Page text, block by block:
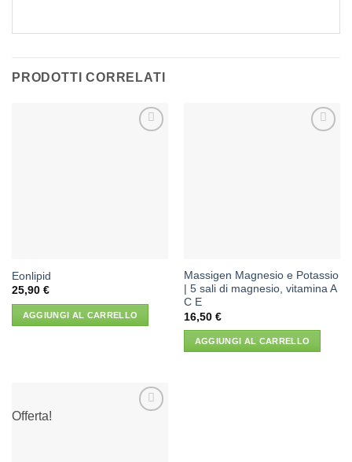
PRODOTTI CORRELATI
Eonlipid
25,90 €
AGGIUNGI AL CARRELLO
Massigen Magnesio e Potassio
| 5 sali di magnesio, vitamina A
C E
16,50 €
AGGIUNGI AL CARRELLO
Offerta!